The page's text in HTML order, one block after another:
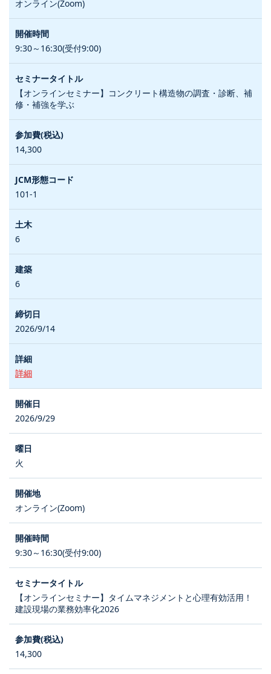
オンライン(Zoom)
9:30～16:30(受付9:00)
【オンラインセミナー】コンクリート構造物の調査・診断、補
修・補強を学ぶ
14,300
101-1
6
6
2026/9/14
詳細
2026/9/29
火
オンライン(Zoom)
9:30～16:30(受付9:00)
【オンラインセミナー】タイムマネジメントと心理有効活用！
建設現場の業務効率化2026
14,300